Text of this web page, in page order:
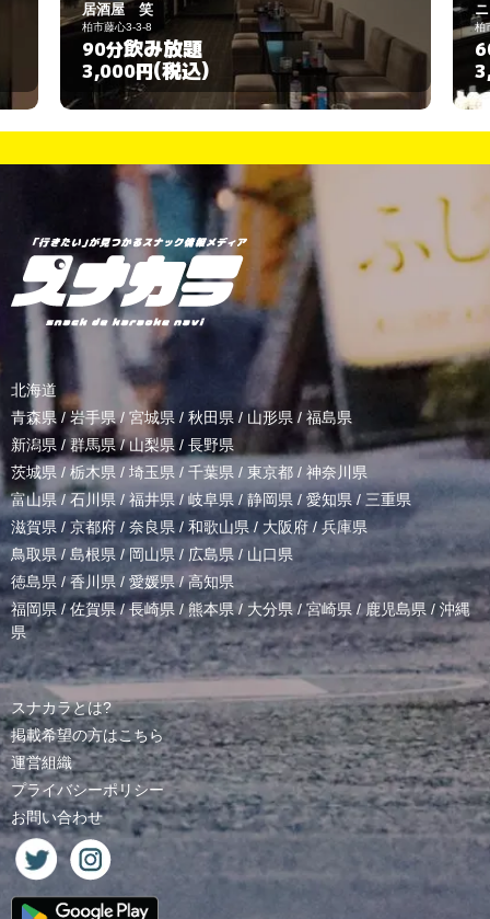
居酒屋 笑
柏市藤心3-3-8
90分飲み放題
3,000円(税込)
柏
北海道
青森県 / 岩手県/ 宮城県 / 秋田県 / 山形県/ 福島県
新潟県 /群馬県/山梨県 / 長野県
茨城県 / 栃木県 / 埼玉県 / 千葉県 / 東京都 / 神奈川県
富山県 /石川県/福井県/岐阜県 / 静岡県 / 愛知県 / 三重県
滋賀県 / 京都府 / 奈良県 / 和歌山県/ 大阪府 /兵庫県
鳥取県/ 島根県 /岡山県/ 広島県 / 山口県
徳島県 /香川県 / 愛媛県/高知県
福岡県/佐賀県/長崎県 /熊本県/ 大分県/宮崎県 /鹿児島県 / 沖縄
県
スナカラとは?
掲載希望の方はこちら
運営組織
プライバシーポリシー
お問い合わせ